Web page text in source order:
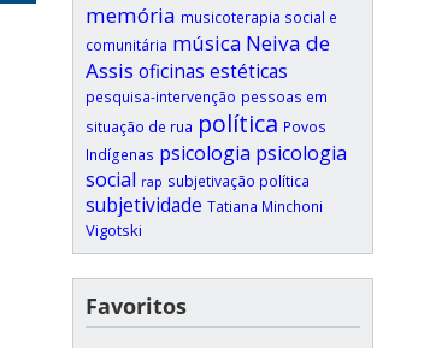
memória musicoterapia social e
comunitária música Neiva de
Assis oficinas estéticas
pesquisa-intervenção pessoas em
situação de rua política Povos
Indígenas psicologia psicologia
social rap subjetivação política
subjetividade Tatiana Minchoni
Vigotski
Favoritos